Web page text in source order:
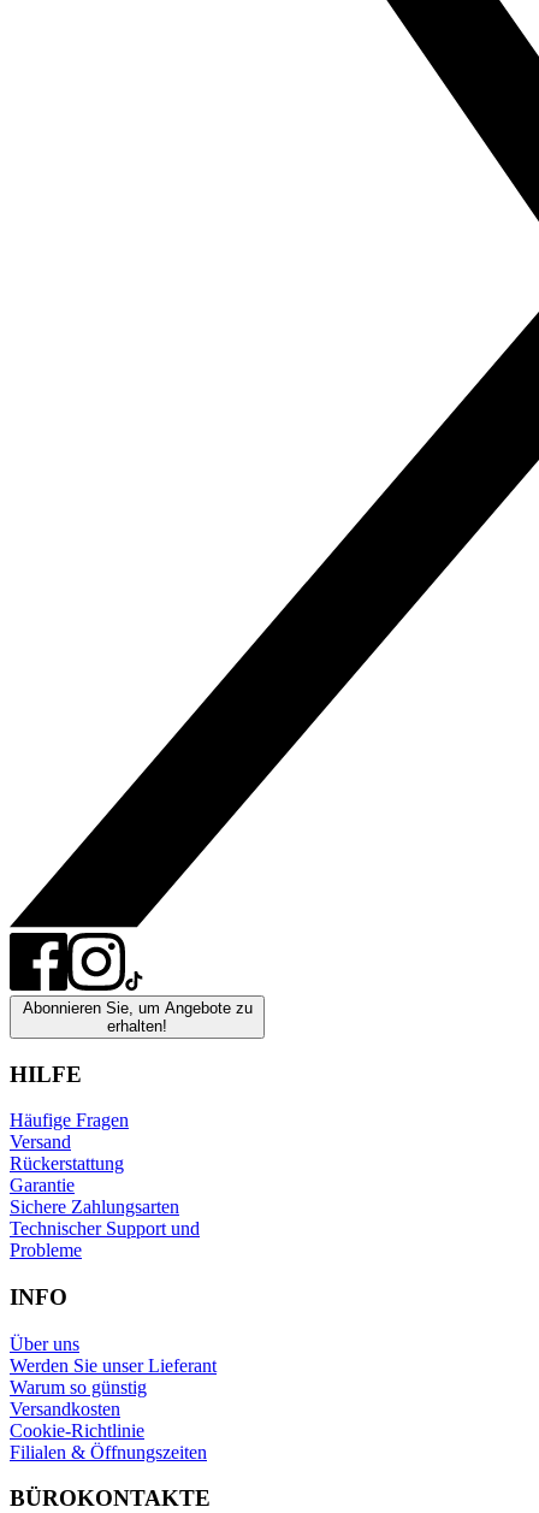
Abonnieren Sie, um Angebote zu
erhalten!
HILFE
Häufige Fragen
Versand
Rückerstattung
Garantie
Sichere Zahlungsarten
Technischer Support und
Probleme
INFO
Über uns
Werden Sie unser Lieferant
Warum so günstig
Versandkosten
Cookie-Richtlinie
Filialen & Öffnungszeiten
BÜROKONTAKTE